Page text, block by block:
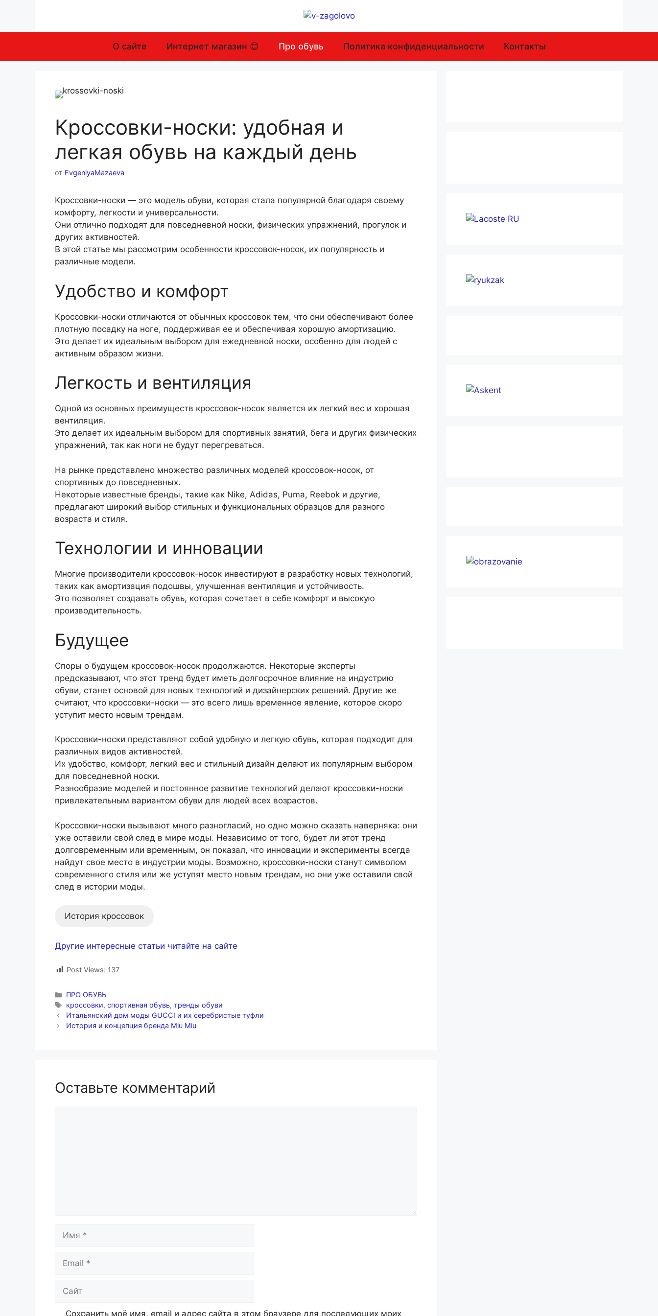
содержимому
О сайте Интернет магазин 😊 Про обувь Политика конфиденциальности Контакты
Кроссовки-носки: удобная и
легкая обувь на каждый день
от EvgeniyaMazaeva
Кроссовки-носки — это модель обуви, которая стала популярной благодаря своему
комфорту, легкости и универсальности.
Они отлично подходят для повседневной носки, физических упражнений, прогулок и
других активностей.
В этой статье мы рассмотрим особенности кроссовок-носок, их популярность и
различные модели.
Удобство и комфорт
Кроссовки-носки отличаются от обычных кроссовок тем, что они обеспечивают более
плотную посадку на ноге, поддерживая ее и обеспечивая хорошую амортизацию.
Это делает их идеальным выбором для ежедневной носки, особенно для людей с
активным образом жизни.
Легкость и вентиляция
Одной из основных преимуществ кроссовок-носок является их легкий вес и хорошая
вентиляция.
Это делает их идеальным выбором для спортивных занятий, бега и других физических
упражнений, так как ноги не будут перегреваться.
На рынке представлено множество различных моделей кроссовок-носок, от
спортивных до повседневных.
Некоторые известные бренды, такие как Nike, Adidas, Puma, Reebok и другие,
предлагают широкий выбор стильных и функциональных образцов для разного
возраста и стиля.
Технологии и инновации
Многие производители кроссовок-носок инвестируют в разработку новых технологий,
таких как амортизация подошвы, улучшенная вентиляция и устойчивость.
Это позволяет создавать обувь, которая сочетает в себе комфорт и высокую
производительность.
Будущее
Споры о будущем кроссовок-носок продолжаются. Некоторые эксперты
предсказывают, что этот тренд будет иметь долгосрочное влияние на индустрию
обуви, станет основой для новых технологий и дизайнерских решений. Другие же
считают, что кроссовки-носки — это всего лишь временное явление, которое скоро
уступит место новым трендам.
Кроссовки-носки представляют собой удобную и легкую обувь, которая подходит для
различных видов активностей.
Их удобство, комфорт, легкий вес и стильный дизайн делают их популярным выбором
для повседневной носки.
Разнообразие моделей и постоянное развитие технологий делают кроссовки-носки
привлекательным вариантом обуви для людей всех возрастов.
Кроссовки-носки вызывают много разногласий, но одно можно сказать наверняка: они
уже оставили свой след в мире моды. Независимо от того, будет ли этот тренд
долговременным или временным, он показал, что инновации и эксперименты всегда
найдут свое место в индустрии моды. Возможно, кроссовки-носки станут символом
современного стиля или же уступят место новым трендам, но они уже оставили свой
след в истории моды.
История кроссовок
Другие интересные статьи читайте на сайте
Post Views: 137
Рубрики
ПРО ОБУВЬ
Метки
кроссовки,спортивная обувь,тренды обуви
Итальянский дом моды GUCCI и их серебристые туфли
История и концепция бренда Miu Miu
Оставьте комментарий
Имя
Email
Сайт
Сохранить моё имя, email и адрес сайта в этом браузере для последующих моих